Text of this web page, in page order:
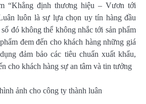
“Khẳng định thương hiệu – Vươn tới
luôn là sự lựa chọn uy tín hàng đầu
đó không thể không nhắc tới sản phẩm
đem đến cho khách hàng những giá
đảm bảo các tiêu chuẩn xuất khẩu,
cho khách hàng sự an tâm và tin tưởng